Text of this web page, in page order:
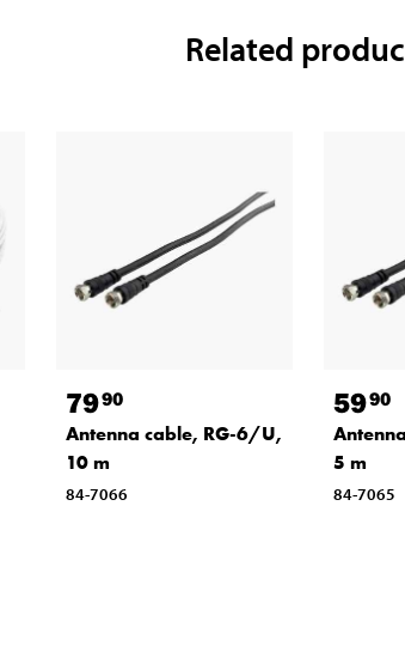
Related
7990
Antenna cable, RG-6/U,
10 m
84-7066
5990
5 m
84-7065